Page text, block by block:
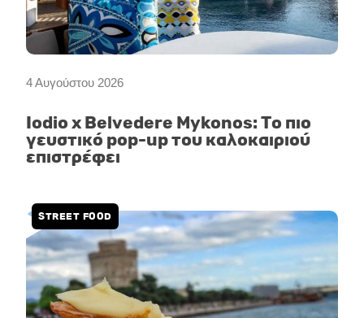
4 Αυγούστου 2026
Iodio x Belvedere Mykonos: Το πιο
γευστικό pop-up του καλοκαιριού
επιστρέφει
STREET FOOD